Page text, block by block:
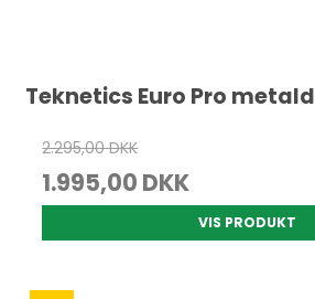
Teknetics Euro Pro
2.295,00 DKK
1.995,00 DKK
VIS PRODUKT